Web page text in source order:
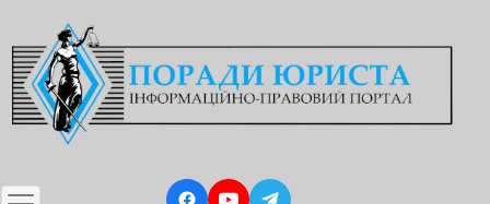
до
основного
вмісту